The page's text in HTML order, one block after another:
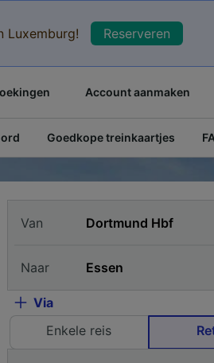
Luxemburg! Reserveren
Account aanmaken
Goedkope treinkaartjes
Van
Naar
Via
Enkele reis